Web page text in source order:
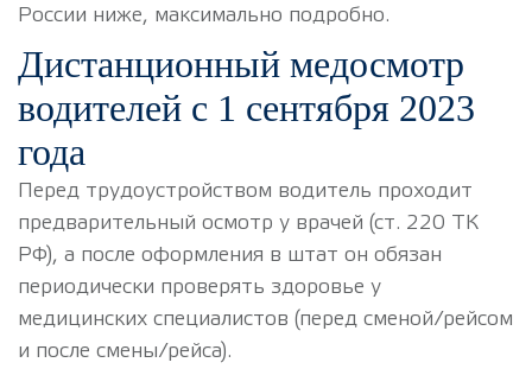
России ниже, максимально подробно.
Дистанционный медосмотр
водителей с 1 сентября 2023
года
Перед трудоустройством водитель проходит
предварительный осмотр у врачей (ст. 220 ТК
РФ), а после оформления в штат он обязан
периодически проверять здоровье у
медицинских специалистов (перед сменой/рейсом
и после смены/рейса).